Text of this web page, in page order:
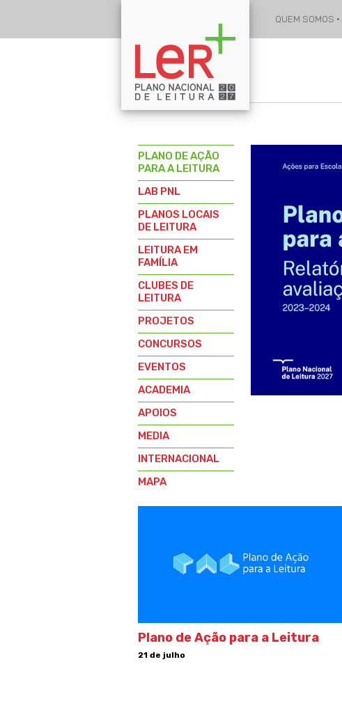
QUEM SOMOS ·
PLANO DE AÇÃO
PARA A LEITURA
LAB PNL
PLANOS LOCAIS
DE LEITURA
LEITURA EM
FAMÍLIA
CLUBES DE
LEITURA
PROJETOS
CONCURSOS
EVENTOS
ACADEMIA
APOIOS
MEDIA
INTERNACIONAL
MAPA
Plano de Ação para a Leitura
21 de julho